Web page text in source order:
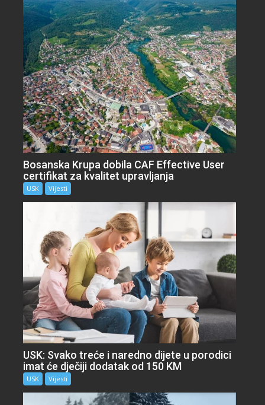
Bosanska Krupa dobila CAF Effective User
certifikat za kvalitet upravljanja
USK Vijesti
USK: Svako treće i naredno dijete u porodici
imat će dječiji dodatak od 150 KM
USK Vijesti